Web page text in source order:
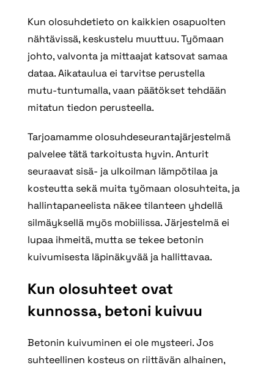
Kun olosuhdetieto on kaikkien osapuolten
nähtävissä, keskustelu muuttuu. Työmaan
johto, valvonta ja mittaajat katsovat samaa
dataa. Aikataulua ei tarvitse perustella
mutu‑tuntumalla, vaan päätökset tehdään
mitatun tiedon perusteella.
Tarjoamamme olosuhdeseurantajärjestelmä
palvelee tätä tarkoitusta hyvin. Anturit
seuraavat sisä- ja ulkoilman lämpötilaa ja
kosteutta sekä muita työmaan olosuhteita, ja
hallintapaneelista näkee tilanteen yhdellä
silmäyksellä myös mobiilissa. Järjestelmä ei
lupaa ihmeitä, mutta se tekee betonin
kuivumisesta läpinäkyvää ja hallittavaa.
Kun olosuhteet ovat
kunnossa, betoni kuivuu
Betonin kuivuminen ei ole mysteeri. Jos
suhteellinen kosteus on riittävän alhainen,